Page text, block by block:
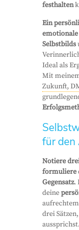
festhalten
Ein
emotionale
Selbstbilds
Ideal als
Mit
Zukunft,
für den
Notiere
formuliere
Gegensatz.
deine
drei